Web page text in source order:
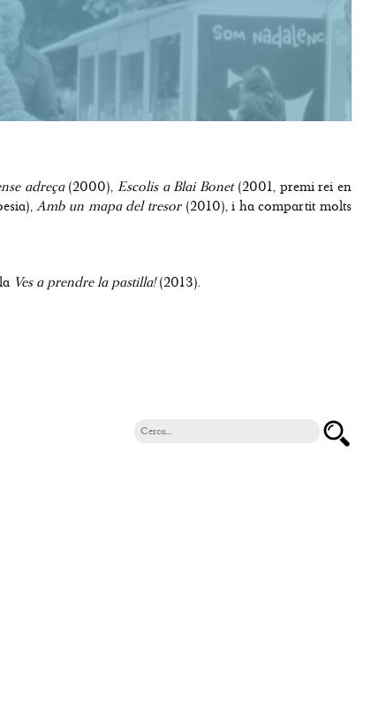
adreça (2000),Escolis a Blai Bonet (2001, premi rei en
Amb un mapa del tresor (2010), i ha compartit molts
Ves a prendre la pastilla!(2013).